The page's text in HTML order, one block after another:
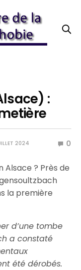
:
2024 0
Alsace ? Près de
la première
d’une tombe
a constaté
été dérobés.